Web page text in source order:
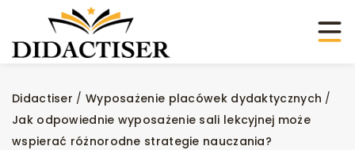
Didactiser / Wyposażenie placówek dydaktycznych /
Jak odpowiednie wyposażenie sali lekcyjnej może
wspierać różnorodne strategie nauczania?